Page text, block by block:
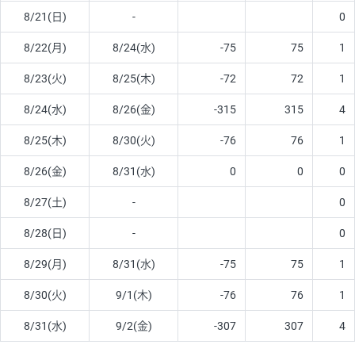
8/21(日) - 0
8/22(月) 8/24(水) -75 75 1
8/23(火) 8/25(木) -72 72 1
8/24(水) 8/26(金) -315 315 4
8/25(木) 8/30(火) -76 76 1
8/26(金) 8/31(水) 0 0 0
8/27(土) - 0
8/28(日) - 0
8/29(月) 8/31(水) -75 75 1
8/30(火) 9/1(木) -76 76 1
8/31(水) 9/2(金) -307 307 4